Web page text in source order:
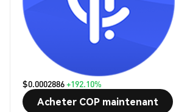
$0.0002886+192.10%
Acheter COP maintenant